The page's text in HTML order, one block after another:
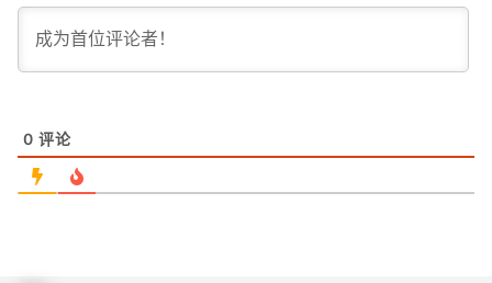
0 评论